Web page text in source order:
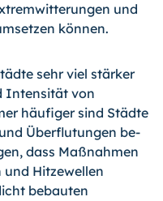
und
können.
sehr viel stärker
Intensität von
häufiger sind Städte
Überflutungen be­
dass Maßnahmen
und Hitzewellen
bebauten